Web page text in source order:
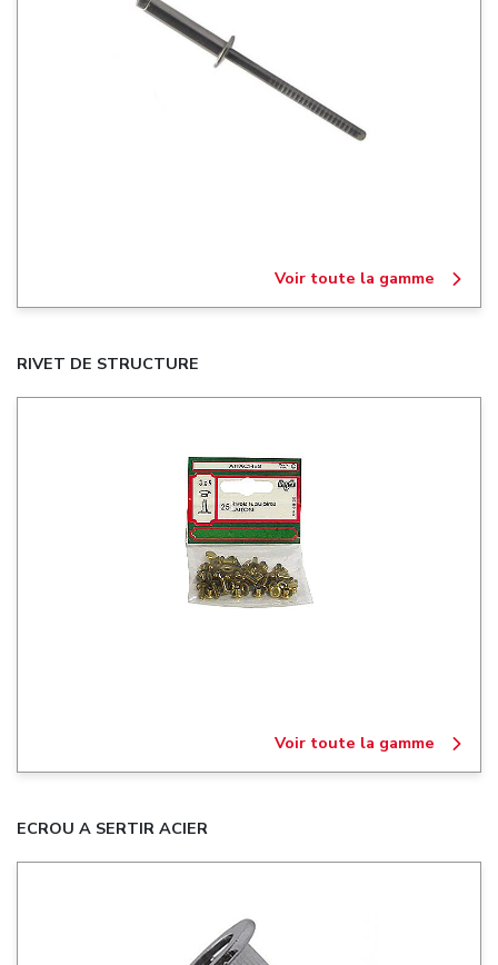
Voir toute la gamme
RIVET DE STRUCTURE
Voir toute la gamme
ECROU A SERTIR ACIER